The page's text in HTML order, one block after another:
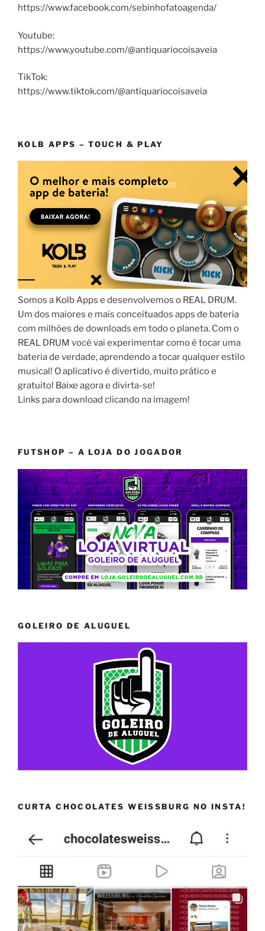
https://www.facebook.com/sebinhofatoagenda/
Youtube:
https://www.youtube.com/@antiquariocoisaveia
TikTok:
https://www.tiktok.com/@antiquariocoisaveia
KOLB APPS – TOUCH & PLAY
Somos a Kolb Apps e desenvolvemos o REAL DRUM.
Um dos maiores e mais conceituados apps de bateria
com milhões de downloads em todo o planeta. Com o
REAL DRUM você vai experimentar como é tocar uma
bateria de verdade, aprendendo a tocar qualquer estilo
musical! O aplicativo é divertido, muito prático e
gratuito! Baixe agora e divirta-se!
Links para download clicando na imagem!
FUTSHOP – A LOJA DO JOGADOR
GOLEIRO DE ALUGUEL
CURTA CHOCOLATES WEISSBURG NO INSTA!